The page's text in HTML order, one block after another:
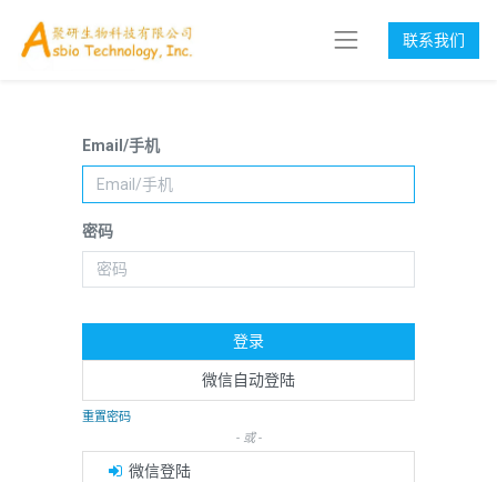
联系我们
Email/手机
密码
登录
微信自动登陆
重置密码
- 或 -
微信登陆